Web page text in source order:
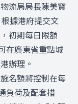
流局局長陳美寶
據港府提交文
初期每日限額
在廣東省重點城
辦理。
名額將控制在每
負荷及配套措